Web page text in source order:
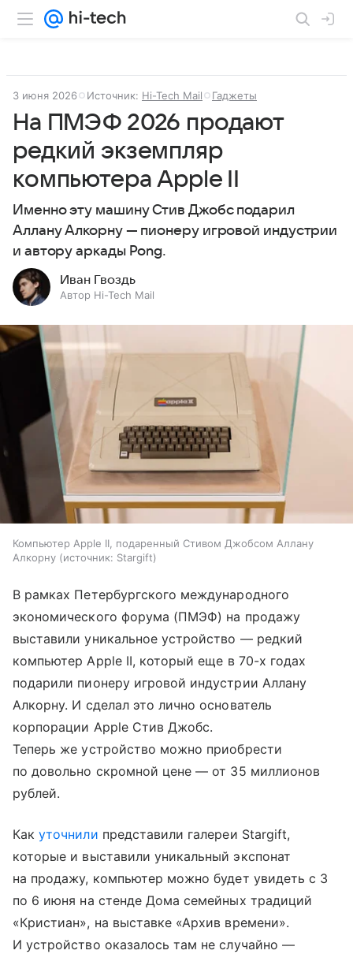
3 июня 2026 Источник: Hi-Tech Mail Гаджеты
На ПМЭФ 2026 продают
редкий экземпляр
компьютера Apple II
Именно эту машину Стив Джобс подарил
Аллану Алкорну — пионеру игровой индустрии
и автору аркады Pong.
Иван Гвоздь
Автор Hi-Tech Mail
Компьютер Apple II, подаренный Стивом Джобсом Аллану
Алкорну
источник: Stargift
В рамках Петербургского международного
экономического форума (ПМЭФ) на продажу
выставили уникальное устройство — редкий
компьютер Apple II, который еще в 70-х годах
подарили пионеру игровой индустрии Аллану
Алкорну. И сделал это лично основатель
корпорации Apple Стив Джобс.
Теперь же устройство можно приобрести
по довольно скромной цене — от 35 миллионов
рублей.
Какуточнили представили галереи Stargift,
которые и выставили уникальный экспонат
на продажу, компьютер можно будет увидеть с 3
по 6 июня на стенде Дома семейных традиций
«Кристиан», на выставке «Архив времени».
И устройство оказалось там не случайно —